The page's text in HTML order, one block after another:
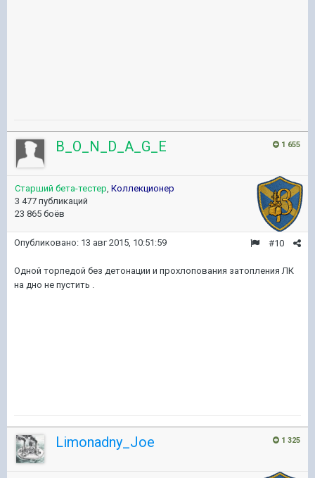
1 655
B_O_N_D_A_G_E
Старший бета-тестер, Коллекционер
3 477 публикаций
23 865 боёв
#10
Опубликовано: 13 авг 2015, 10:51:59
Одной торпедой без детонации и прохлопования затопления ЛК
на дно не пустить .
1 325
Limonadny_Joe